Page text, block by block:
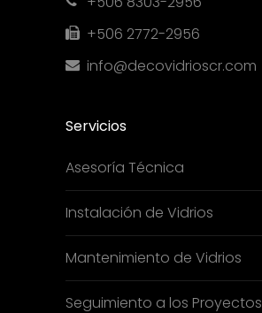
+506 2772-2956
info@decovidrioscr.com
Servicios
Asesoría Técnica
Instalación de Vidrios
Mantenimiento de Vidrios
Seguimiento a los Proyectos